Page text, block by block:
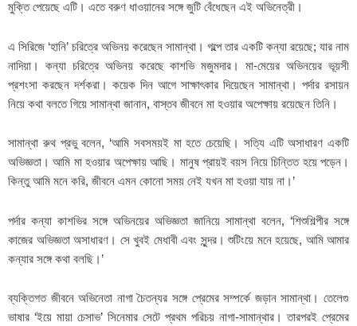
মুক্তি পেয়েছে এটি। এতে বরুণ ধাওয়ানের সঙ্গে জুটি বেঁধেছেন এই অভিনেত্রী।
এ সিরিজে ‘হানি’ চরিত্রে অভিনয় করেছেন সামান্থা। গল্পে তার একটি কন্যা রয়েছে; যার নাম
নাদিয়া। কন্যা চরিত্রে অভিনয় করেছে কাশভি মজুমদার। মা-মেয়ের অভিনয়ের ভূয়সী
প্রশংসা করছেন দর্শকরা। কয়েক দিন আগে সাক্ষাৎকার দিয়েছেন সামান্থা। পর্দার রসায়ন
নিয়ে কথা বলতে গিয়ে সামান্থা জানান, বাস্তব জীবনে মা হওয়ার অপেক্ষায় রয়েছেন তিনি।
সামান্থা রুথ প্রভু বলেন, ‘আমি সবসময়ই মা হতে চেয়েছি। সত্যি এটি অসাধারণ একটি
অভিজ্ঞতা। আমি মা হওয়ার অপেক্ষায় আছি। মানুষ প্রায়ই বয়স নিয়ে চিন্তিত হয়ে পড়েন।
কিন্তু আমি মনে করি, জীবনে এমন কোনো সময় নেই যখন মা হওয়া যায় না।’
পর্দার কন্যা কাশভির সঙ্গে অভিনয়ের অভিজ্ঞতা জানিয়ে সামান্থা বলেন, ‘শিশুশিল্পীর সঙ্গে
কাজের অভিজ্ঞতা অসাধারণ। সে খুবই মেধাবী এবং সুন্দর। শুটিংয়ে মনে হয়েছে, আমি আমার
কন্যার সঙ্গে কথা বলছি।’
ব্যক্তিগত জীবনে অভিনেতা নাগা চৈতন্যর সঙ্গে প্রেমের সম্পর্কে জড়ান সামান্থা। তেলেগু
ভাষার ‘ইয়ে মায়া চেসাভ’ সিনেমার সেটে প্রথম পরিচয় নাগা-সামান্থার। তারপরই প্রেমের